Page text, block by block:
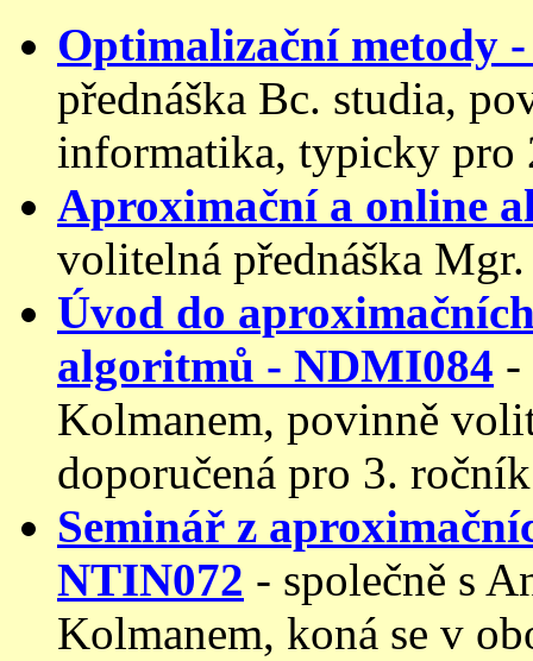
Optimalizační metody
přednáška Bc. studia,
informatika, typicky pro
Aproximační a online
volitelná přednáška
Úvod do
algoritmů - NDMI084 -
Kolmanem, povinně
doporučená pro 3. ročník
Seminář z
NTIN072 - společně s
Kolmanem, koná se v